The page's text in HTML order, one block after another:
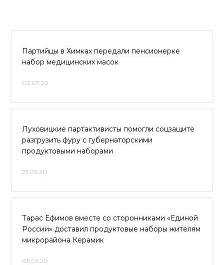
Партийцы в Химках передали пенсионерке
набор медицинских масок
02.07.20
Луховицкие партактивисты помогли соцзащите
разгрузить фуру с губернаторскими
продуктовыми наборами
25.05.20
Тарас Ефимов вместе со сторонниками «Единой
России» доставил продуктовые наборы жителям
микрорайона Керамик
05.05.20